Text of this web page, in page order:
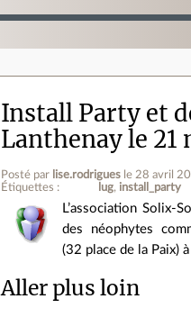
Install Party et
Lanthenay le 21
Posté par lise.rodrigues le 28 avril
Étiquettes :
lug install_party
L’association Solix-
des néophytes
(32 place de la Paix)
Aller plus loin